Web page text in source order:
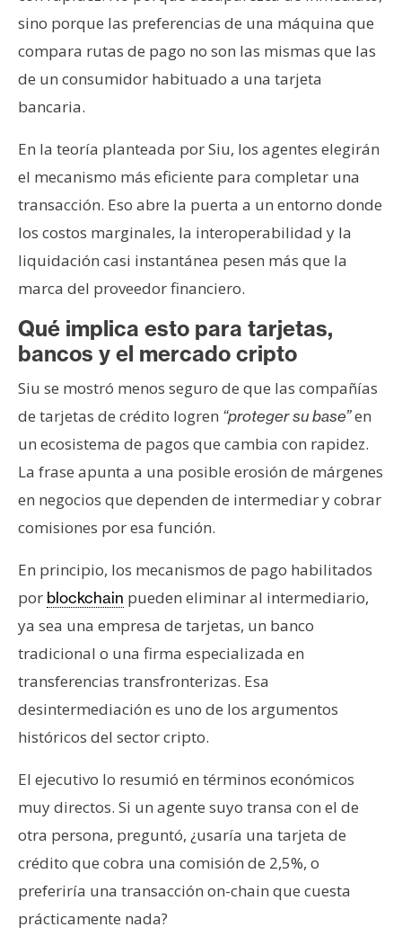
sino porque las preferencias de una máquina que
compara rutas de pago no son las mismas que las
de un consumidor habituado a una tarjeta
bancaria.
En la teoría planteada por Siu, los agentes elegirán
el mecanismo más eficiente para completar una
transacción. Eso abre la puerta a un entorno donde
los costos marginales, la interoperabilidad y la
liquidación casi instantánea pesen más que la
marca del proveedor financiero.
Qué implica esto para tarjetas,
bancos y el mercado cripto
Siu se mostró menos seguro de que las compañías
de tarjetas de crédito logren “proteger su base”en
un ecosistema de pagos que cambia con rapidez.
La frase apunta a una posible erosión de márgenes
en negocios que dependen de intermediar y cobrar
comisiones por esa función.
En principio, los mecanismos de pago habilitados
por blockchain pueden eliminar al intermediario,
ya sea una empresa de tarjetas, un banco
tradicional o una firma especializada en
transferencias transfronterizas. Esa
desintermediación es uno de los argumentos
históricos del sector cripto.
El ejecutivo lo resumió en términos económicos
muy directos. Si un agente suyo transa con el de
otra persona, preguntó, ¿usaría una tarjeta de
crédito que cobra una comisión de 2,5%, o
preferiría una transacción on-chain que cuesta
prácticamente nada?